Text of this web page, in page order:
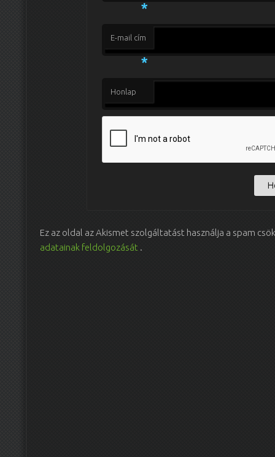
*
E-mail cím
*
Honlap
Ez az oldal az Akismet szolgáltatást használja a spam
adatainak feldolgozását .